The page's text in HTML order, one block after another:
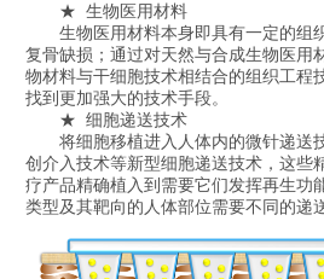
★ 生物医用材料
生物医用材料本身即具有一定的组
复骨缺损；通过对天然与合成生物医用
物材料与干细胞技术相结合的组织工程
找到更加强大的技术手段。
★ 细胞递送技术
将细胞移植进入人体内的微针递送
创介入技术等新型细胞递送技术，这些
疗产品精确植入到需要它们发挥再生功
类型及其靶向的人体部位需要不同的递